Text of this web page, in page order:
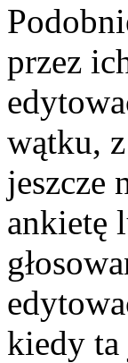
przez
wątku,
jeszcze
ankietę
kiedy